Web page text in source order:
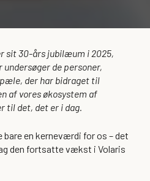
sit 30-års jubilæum i 2025,
undersøger de personer,
der har bidraget til
af vores økosystem af
til det, det er i dag.
en kerneværdi for os – det
den fortsatte vækst i Volaris